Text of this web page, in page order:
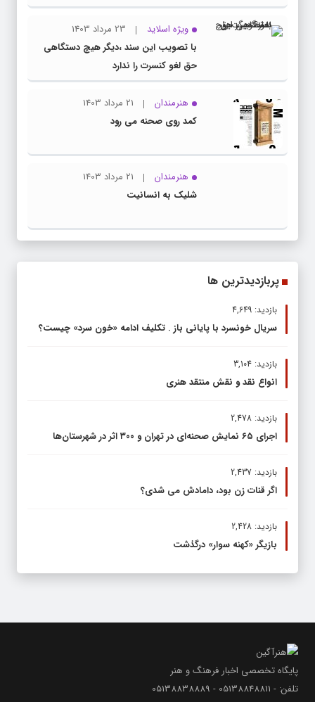
ویژه اسلاید
23 مرداد 1403
با تصویب این سند ،دیگر هیچ دستگاهی
حق لغو کنسرت را ندارد
هنرمندان
21 مرداد 1403
کمد روی صحنه می رود
هنرمندان
21 مرداد 1403
شلیک به انسانیت
پربازدیدترین ها
بازدید: 4,649
سریال خونسرد با پایانی باز . تکلیف ادامه «خون سرد» چیست؟
بازدید: 3,104
انواع نقد و نقش منتقد هنری
بازدید: 2,478
اجرای ۶۵ نمایش صحنه‌ای در تهران و ۳۰۰ اثر در شهرستان‌ها
بازدید: 2,437
اگر قنات زن بود، دامادش می شدی؟
بازدید: 2,428
بازیگر «کهنه سوار» درگذشت
پایگاه تخصصی اخبار فرهنگ و هنر
تلفن: - 05138848811 - 05138838889